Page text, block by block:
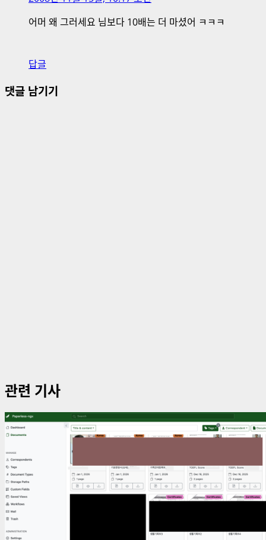
어머 왜 그러세요 님보다 10배는 더 마셨어 ㅋㅋㅋ
답글
댓글 남기기
관련 기사